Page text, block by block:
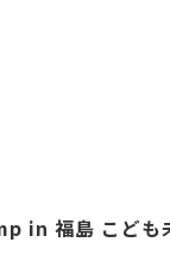
in 福島 こども